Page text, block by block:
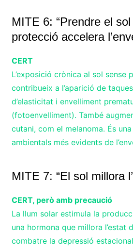
MITE 6: “Prendre el
protecció accelera
CERT
L’exposició crònica al sol sense
contribueix a l’aparició de
d’elasticitat i envelliment
(fotoenvelliment). També
cutani, com el melanoma. És
ambientals més evidents de
MITE 7: “El sol millora
CERT, però amb precaució
La llum solar estimula la
una hormona que millora l’estat
combatre la depressió